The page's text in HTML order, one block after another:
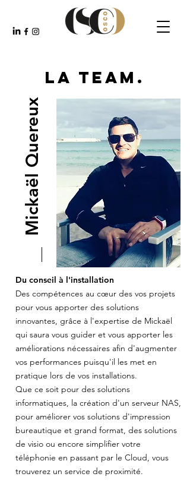
LA TEAM.
Mickaël Quereux
Du conseil à l'installation
Des compétences au cœur des vos projets
pour vous apporter des solutions
innovantes, grâce à l'expertise de Mickaël
qui saura vous guider et vous apporter les
améliorations nécessaires afin d'augmenter
vos performances puisqu'il les met en
pratique lors de vos installations.
​Que ce soit pour des solutions
informatiques, la création d'un serveur NAS,
pour améliorer vos solutions d'impression
bureautique et grand format, des solutions
de visio ou encore simplifier votre
téléphonie en passant par le Cloud, vous
trouverez un service de proximité.